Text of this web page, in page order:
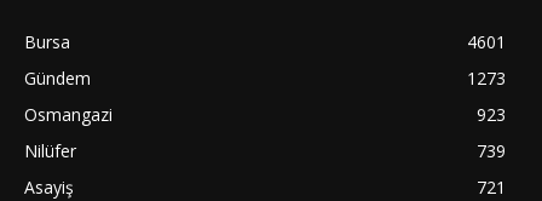
Bursa
4601
Gündem
1273
Osmangazi
923
Nilüfer
739
Asayiş
721